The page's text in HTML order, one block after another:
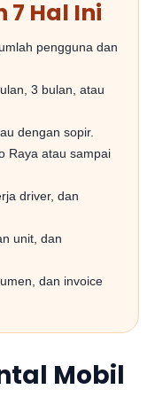
7 Hal Ini
pengguna dan
3 bulan, atau
dengan sopir.
Raya atau sampai
driver, dan
unit, dan
dan invoice
Mobil